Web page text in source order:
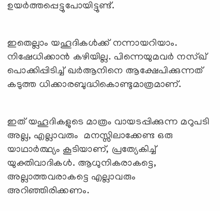
ഉയര്‍ത്തപ്പെട്ടുപോയിട്ടുണ്ട്.
ഇതെല്ലാം യഹൂദികള്‍ക്ക് നന്നായറിയാം.
നിഷേധിക്കാന്‍ കഴിയില്ല. പിന്നെയുമവര്‍ നസ്ഖ്
പൊക്കിപ്പിടിച്ച് ഖര്‍ആനിനെ ആക്ഷേപിക്കുന്നത്
കടുത്ത ധിക്കാരബുദ്ധികൊണ്ടുമാത്രമാണ്.
ഇത് യഹൂദികളുടെ മാത്രം വായടപ്പിക്കുന്ന മറുപടി
അല്ല, എല്ലാവരും മനസ്സിലാക്കേണ്ട ഒരു
യാഥാര്‍ത്ഥ്യം കൂടിയാണ്, പ്രത്യേകിച്ച്
യുക്തിവാദികള്‍. ആധുനികരാകട്ടെ,
അല്ലാത്തവരാകട്ടെ എല്ലാവരും
അറിഞ്ഞിരിക്കണം.